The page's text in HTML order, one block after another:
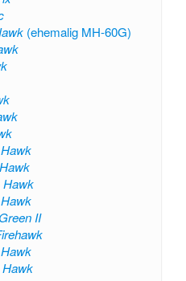
(ehemalig MH-60G)
Hawk
II